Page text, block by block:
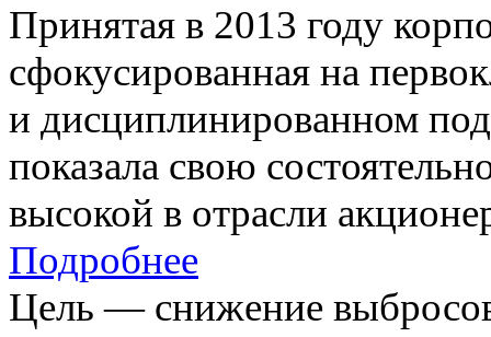
Принятая в 2013 году
сфокусированная на
и дисциплинированном
показала свою
высокой в отрасли
Подробнее
Цель — снижение